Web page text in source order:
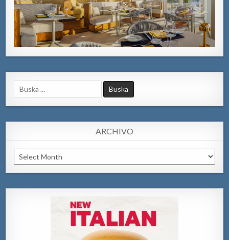
Search
for:
ARCHIVO
Archivo